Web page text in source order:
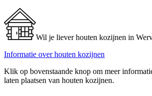
Wil je liever houten kozijnen in
Informatie over houten kozijnen
Klik op bovenstaande knop om meer
laten plaatsen van houten kozijnen.